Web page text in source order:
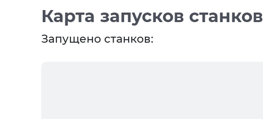
Карта запусков станков
Запущено станков: